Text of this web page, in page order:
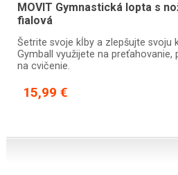
MOVIT Gymnastická lopta s
fialová
Šetrite svoje kĺby a zlepšujte svoju
Gymball využijete na preťahovanie,
na cvičenie.
15,99 €